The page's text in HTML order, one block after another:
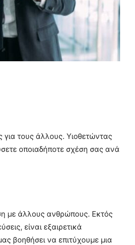
για τους άλλους. Υιοθετώντας
οποιαδήποτε σχέση σας ανά
με άλλους ανθρώπους. Εκτός
είναι εξαιρετικά
βοηθήσει να επιτύχουμε μια